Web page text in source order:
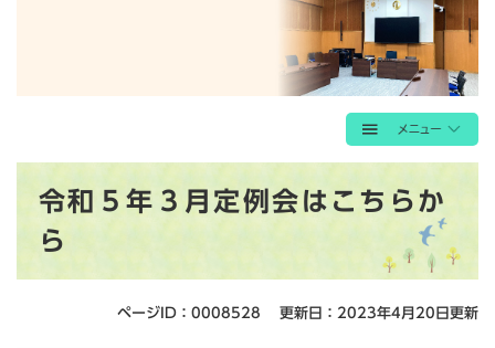
令和５年３月定例会はこちらか
ら
ページID：0008528 更新日：2023年4月20日更新